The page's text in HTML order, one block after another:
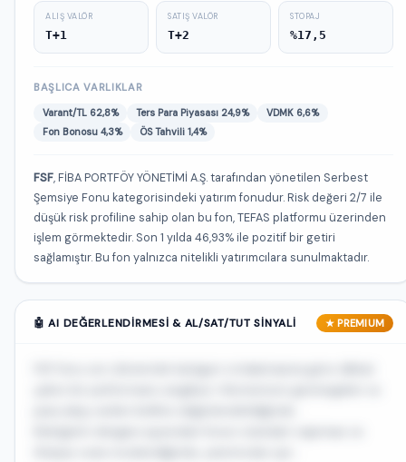
ALIŞ VALÖR
T+1
SATIŞ VALÖR
T+2
STOPAJ
%17,5
BAŞLICA VARLIKLAR
Varant/TL 62,8% Ters Para Piyasası 24,9%
VDMK 6,6%
Fon Bonosu 4,3%
ÖS Tahvili 1,4%
FSF, FİBA PORTFÖY YÖNETİMİ A.Ş. tarafından yönetilen Serbest
Şemsiye Fonu kategorisindeki yatırım fonudur. Risk değeri 2/7 ile
düşük risk profiline sahip olan bu fon, TEFAS platformu üzerinden
işlem görmektedir. Son 1 yılda 46,93% ile pozitif bir getiri
sağlamıştır. Bu fon yalnızca nitelikli yatırımcılara sunulmaktadır.
🤖 AI DEĞERLENDIRMESI & AL/SAT/TUT SINYALI ★ PREMIUM